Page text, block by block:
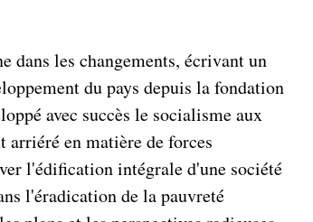
dans les changements, écrivant un
du pays depuis la fondation
avec succès le socialisme aux
arriéré en matière de forces
l'édification intégrale d'une société
l'éradication de la pauvreté